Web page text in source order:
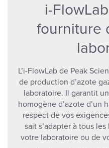
i-
fourniture
L’i-FlowLab de Peak
de production d’azote
laboratoire. Il garantit
homogène d’azote d’un
respect de vos
sait s’adapter à tous
votre laboratoire ou de